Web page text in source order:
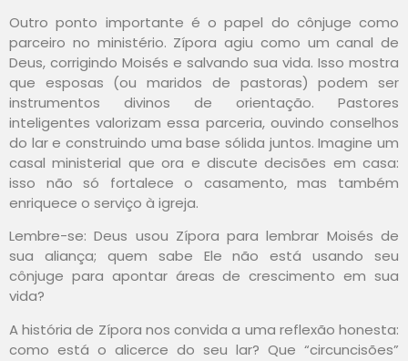
Outro ponto importante é o papel do cônjuge como
parceiro no ministério. Zípora agiu como um canal de
Deus, corrigindo Moisés e salvando sua vida. Isso mostra
que esposas (ou maridos de pastoras) podem ser
instrumentos divinos de orientação. Pastores
inteligentes valorizam essa parceria, ouvindo conselhos
do lar e construindo uma base sólida juntos. Imagine um
casal ministerial que ora e discute decisões em casa:
isso não só fortalece o casamento, mas também
enriquece o serviço à igreja.
Lembre-se: Deus usou Zípora para lembrar Moisés de
sua aliança; quem sabe Ele não está usando seu
cônjuge para apontar áreas de crescimento em sua
vida?
A história de Zípora nos convida a uma reflexão honesta:
como está o alicerce do seu lar? Que “circuncisões”